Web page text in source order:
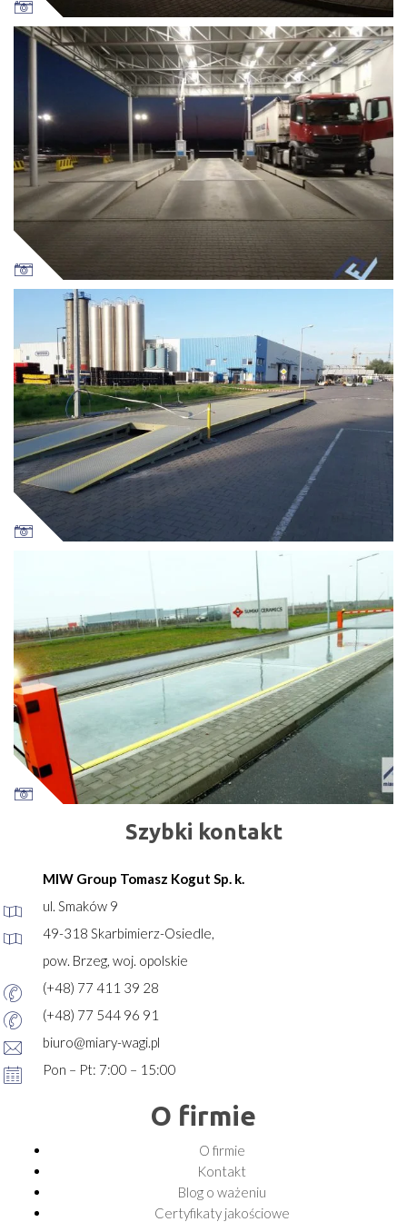
Szybki kontakt
MIW Group Tomasz Kogut Sp. k.
ul. Smaków 9
49-318 Skarbimierz-Osiedle,
pow. Brzeg, woj. opolskie
(+48) 77 411 39 28
(+48) 77 544 96 91
biuro@miary-wagi.pl
Pon – Pt: 7:00 – 15:00
O firmie
O firmie
Kontakt
Blog o ważeniu
Certyfikaty jakościowe